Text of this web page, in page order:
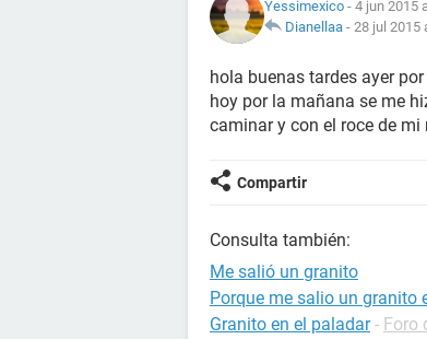
Yessimexico - 4 jun 2015
Dianellaa - 28 jul 2015
hola buenas tardes ayer
hoy por la mañana se me
caminar y con el roce de mi
Compartir
Consulta también:
Me salió un granito
Porque me salio un granito
Granito en el paladar - Foro